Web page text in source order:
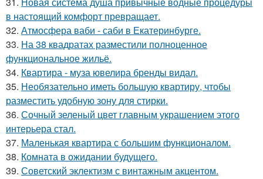
в настоящий комфорт превращает.
32. Атмосфера ваби - саби в Екатеринбурге.
33. На 38 квадратах разместили полноценное
функциональное жильё.
34. Квартира - муза ювелира бренды видал.
35. Необязательно иметь большую квартиру, чтобы
разместить удобную зону для стирки.
36. Сочный зеленый цвет главным украшением этого
интерьера стал.
37. Маленькая квартира с большим функционалом.
38. Комната в ожидании будущего.
39. Советский эклектизм с винтажным акцентом.